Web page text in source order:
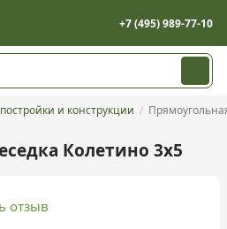
+7 (495) 989-77-10
и конструкции
Колетино 3х5
отзыв